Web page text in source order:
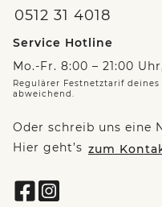
0512 31 4018
Service Hotline
Mo.-Fr. 8:00 – 21:00
Regulärer Festnetztarif
abweichend.
Oder schreib uns eine
Hier geht’s zum